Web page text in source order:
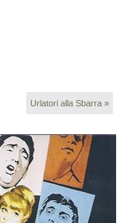
Urlatori alla Sbarra »